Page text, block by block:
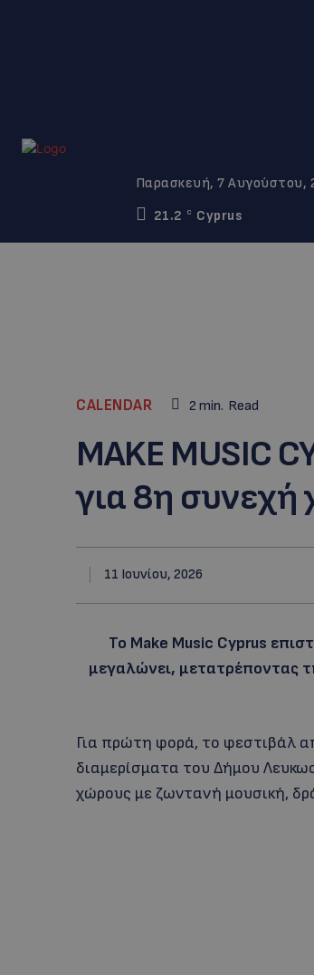
Παρασκευή, 7 Αυγούστου,
21.2
C Cyprus
CALENDAR 2 min. Read
MAKE MUSIC
για 8η συνεχή
11 Ιουνίου, 2026
Το Make Music Cyprus
μεγαλώνει, μετατρέποντας
Για πρώτη φορά, το φεστιβάλ
διαμερίσματα του Δήμου
χώρους με ζωντανή μουσική,